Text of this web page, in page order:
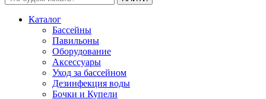
Каталог
Бассейны
Павильоны
Оборудование
Аксессуары
Уход за бассейном
Дезинфекция воды
Бочки и Купели